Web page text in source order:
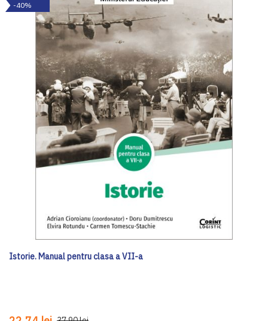
-40%
Istorie. Manual pentru clasa a VII-a